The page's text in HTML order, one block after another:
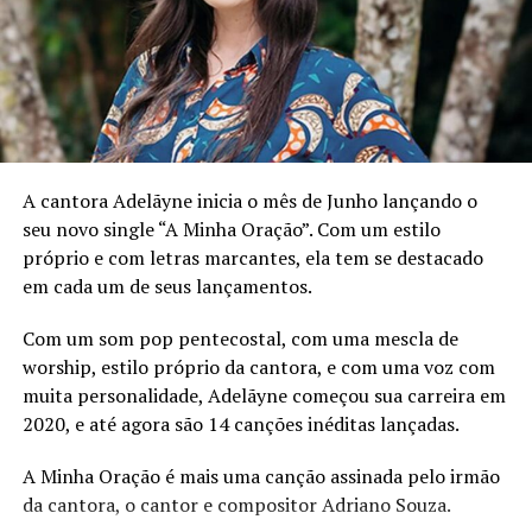
lirismo de Templeman, ao mesmo tempo que mantém a
sensação de alegria que definiu seus lançamentos
anteriores. É o trabalho de um compositor
prodigiosamente talentoso que realmente se destaca.
Templeman diz“Em fevereiro de 2023, planejei uma
pequena viagem aos EUA e me apaixonei por gravar
música. Visitei Nile Rodgers em Miami e Oscar Scheller
em Los Angeles, depois voltei e saí com vários
produtores incríveis no sul de Londres: Charlie Perry,
Karma Kid, Dan Carey, Will Bloomfield e Josh Scarbrow.
Durante os próximos 5 meses faríamos meu próximo
álbum juntos. Eu iria para casa e criaria músicas; tirando
ideias que tive desde 2017. Depois nos encontraríamos e
faríamos as coisas espontaneamente. Há uma energia
que está por vir.”
A cantora Adelãyne inicia o mês de Junho lançando o
seu novo single “A Minha Oração”. Com um estilo
próprio e com letras marcantes, ela tem se destacado
em cada um de seus lançamentos.
Com um som pop pentecostal, com uma mescla de
worship, estilo próprio da cantora, e com uma voz com
muita personalidade, Adelãyne começou sua carreira em
2020, e até agora são 14 canções inéditas lançadas.
A Minha Oração é mais uma canção assinada pelo irmão
da cantora, o cantor e compositor Adriano Souza.